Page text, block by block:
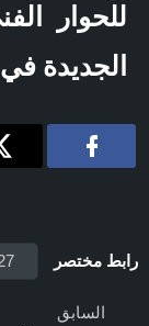
للحوار
الجديدة
رابط مختصر
السابق